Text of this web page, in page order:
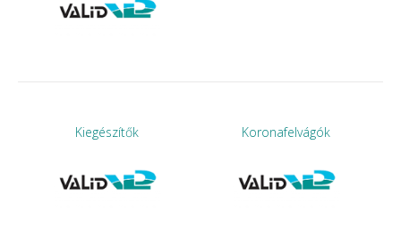
Kiegészítők Koronafelvágók